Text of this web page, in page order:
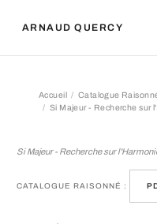
ARNAUD QUERCY
Accueil
Catalogue
Si Majeur - Recherche sur
Si Majeur - Recherche sur
CATALOGUE RAISONNÉ :